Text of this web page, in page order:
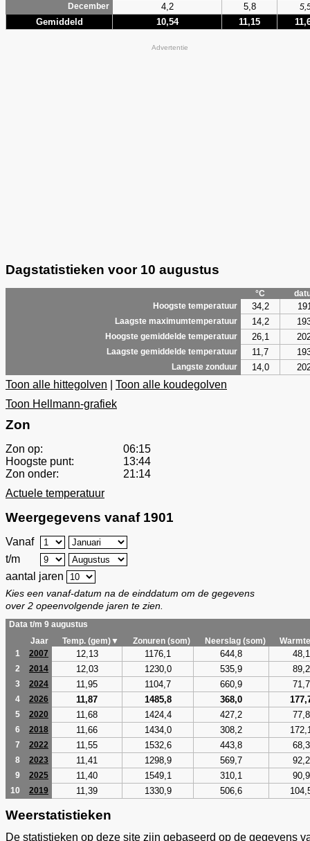
December
4,2 5,8
Gemiddeld 10,54 11,15
Advertentie
Dagstatistieken voor 10 augustus
°C
Hoogste temperatuur
34,2
Laagste maximumtemperatuur 14,2
Hoogste gemiddelde temperatuur 26,1
Laagste gemiddelde temperatuur 11,7
Langste zonduur 14,0
Toon alle hittegolven
Toon alle koudegolven
Toon Hellmann-grafiek
Zon
Zon op:
06:15
Hoogste punt:
13:44
Zon onder:
21:14
Actuele temperatuur
Weergegevens vanaf 1901
Vanaf
t/m
aantal jaren
Kies een vanaf-datum na de einddatum om de gegevens
over 2 opeenvolgende jaren te zien.
Data t/m 9 augustus
Jaar
Temp. (gem)▼ Zonuren (som) Neerslag (som)
1
2007 12,13 1176,1 644,8 48,1
2 2014 12,03 1230,0 535,9 89,2
3 2024 11,95 1104,7 660,9 71,7
4 2026 11,87 1485,8 368,0
5 2020 11,68 1424,4 427,2 77,8
6 2018 11,66 1434,0 308,2
7 2022 11,55 1532,6 443,8 68,3
8 2023 11,41 1298,9 569,7 92,2
9 2025 11,40 1549,1 310,1 90,9
10 2019 11,39 1330,9 506,6
Weerstatistieken
De statistieken op deze site zijn gebaseerd op de gegevens